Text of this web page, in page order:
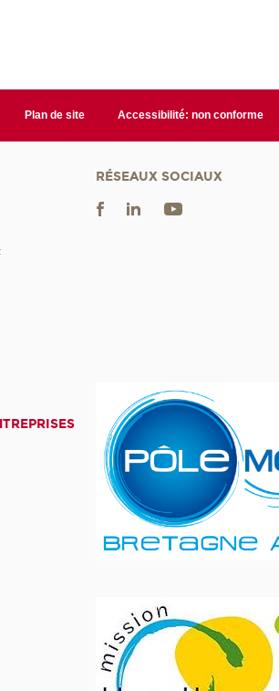
Plan de site Accessibilité: non conforme
RÉSEAUX SOCIAUX